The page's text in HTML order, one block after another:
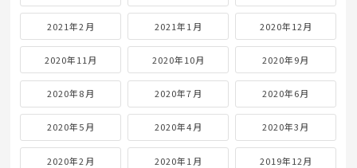
2021年2月 2021年1月 2020年12月
2020年11月 2020年10月 2020年9月
2020年8月 2020年7月 2020年6月
2020年5月 2020年4月 2020年3月
2020年2月 2020年1月 2019年12月